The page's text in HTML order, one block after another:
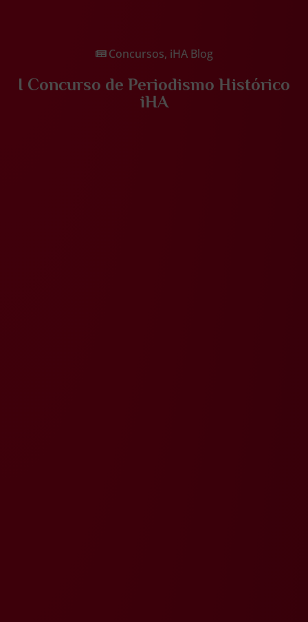
Concursos, iHA Blog
I Concurso de Periodismo Histórico
iHA